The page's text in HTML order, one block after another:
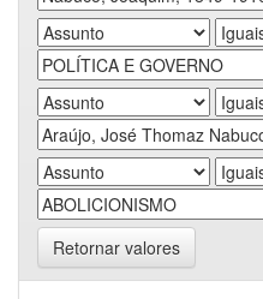
Retornar valores